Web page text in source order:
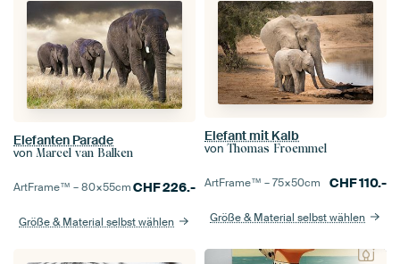
Elefanten Parade
von Marcel van Balken
ArtFrame™ –80×55cmCHF226.-
Größe & Material selbst wählen
Elefant mit Kalb
von Thomas Froemmel
ArtFrame™ –75×50cm CHF110.-
Größe & Material selbst wählen